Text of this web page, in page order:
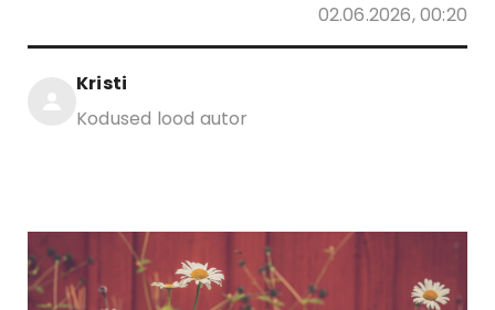
02.06.2026, 00:20
Kristi
Kodused lood autor